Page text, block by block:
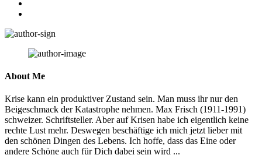
About Me
Krise kann ein produktiver Zustand sein. Man muss ihr nur den
Beigeschmack der Katastrophe nehmen. Max Frisch (1911-1991)
schweizer. Schriftsteller. Aber auf Krisen habe ich eigentlich keine
rechte Lust mehr. Deswegen beschäftige ich mich jetzt lieber mit
den schönen Dingen des Lebens. Ich hoffe, dass das Eine oder
andere Schöne auch für Dich dabei sein wird ...